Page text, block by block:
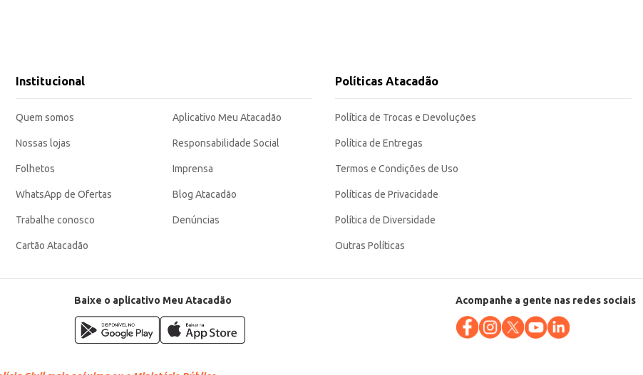
Institucional
Quem somos
Nossas lojas
Folhetos
WhatsApp de Ofertas
Trabalhe conosco
Cartão Atacadão
Aplicativo Meu Atacadão
Responsabilidade Social
Imprensa
Blog Atacadão
Denúncias
Políticas Atacadão
Política de Trocas e Devoluções
Política de Entregas
Termos e Condições de Uso
Políticas de Privacidade
Política de Diversidade
Outras Políticas
Baixe o aplicativo Meu Atacadão Acompanhe a gente nas redes sociais